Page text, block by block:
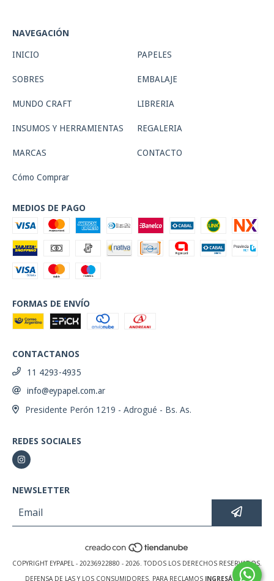
NAVEGACIÓN
INICIO PAPELES
SOBRES EMBALAJE
MUNDO CRAFT LIBRERIA
INSUMOS Y HERRAMIENTAS REGALERIA
MARCAS CONTACTO
Cómo Comprar
MEDIOS DE PAGO
FORMAS DE ENVÍO
CONTACTANOS
11 4293-4935
info@eypapel.com.ar
Presidente Perón 1219 - Adrogué - Bs. As.
REDES SOCIALES
NEWSLETTER
COPYRIGHT EYPAPEL - 20236922880 - 2026. TODOS LOS DERECHOS RESERVADOS.
DEFENSA DE LAS Y LOS CONSUMIDORES. PARA RECLAMOS INGRESÁ ACÁ.